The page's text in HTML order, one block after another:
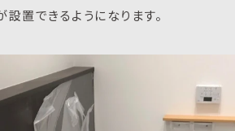
置できるようになります。